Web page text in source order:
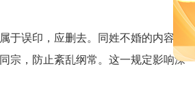
误印，应删去。同姓不婚的内容和
宗，防止紊乱纲常。这一规定影响深